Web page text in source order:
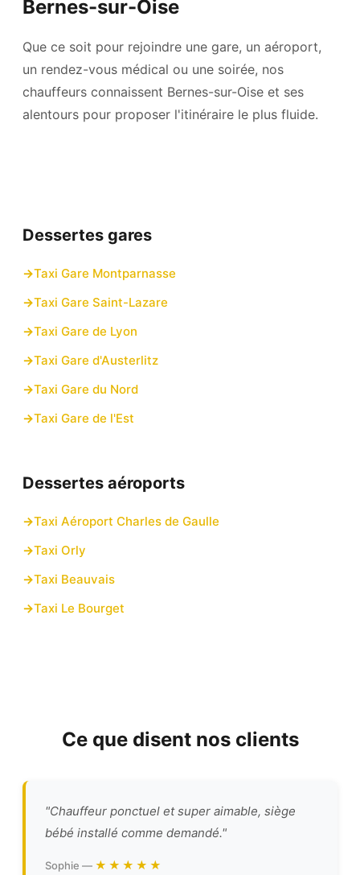
Bernes-sur-Oise
Que ce soit pour rejoindre une gare, un aéroport,
un rendez-vous médical ou une soirée, nos
chauffeurs connaissent Bernes-sur-Oise et ses
alentours pour proposer l'itinéraire le plus fluide.
Dessertes gares
Taxi Gare Montparnasse
Taxi Gare Saint-Lazare
Taxi Gare de Lyon
Taxi Gare d'Austerlitz
Taxi Gare du Nord
Taxi Gare de l'Est
Dessertes aéroports
Taxi Aéroport Charles de Gaulle
Taxi Orly
Taxi Beauvais
Taxi Le Bourget
Ce que disent nos clients
"Chauffeur ponctuel et super aimable, siège
bébé installé comme demandé."
Sophie — ★★★★★